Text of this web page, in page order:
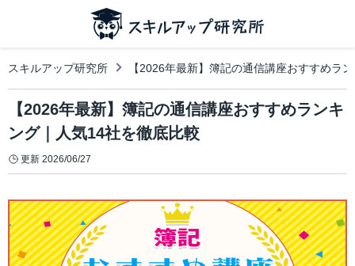
スキルアップ研究所 【2026年最新】簿記の通信講座おすすめラ
【2026年最新】簿記の通信講座おすすめランキ
ング｜人気14社を徹底比較
更新 2026/06/27